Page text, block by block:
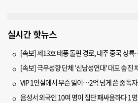
실시간 핫뉴스
[속보] 제13호 태풍 돌핀 경로, 내주 중국 상
[속보] 극우성향 단체 '신남성연대' 대표 숨진
VIP 1인실에서 무슨 일이…2억 넘게 쓴 중독
음성서 외국인 10여 명이 집단 패싸움하다 1